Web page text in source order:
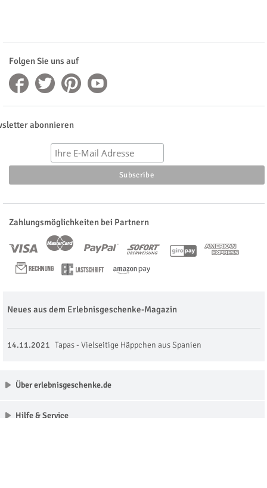
Folgen Sie uns auf
abonnieren
Zahlungsmöglichkeiten bei Partnern
Neues aus dem Erlebnisgeschenke-Magazin
14.11.2021 Tapas - Vielseitige Häppchen aus Spanien
Über erlebnisgeschenke.de
Hilfe & Service